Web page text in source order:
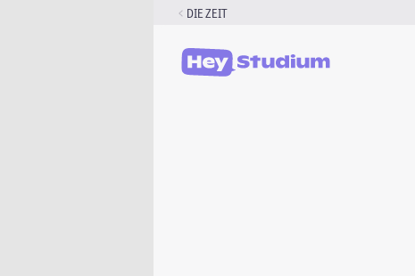
DIE ZEIT